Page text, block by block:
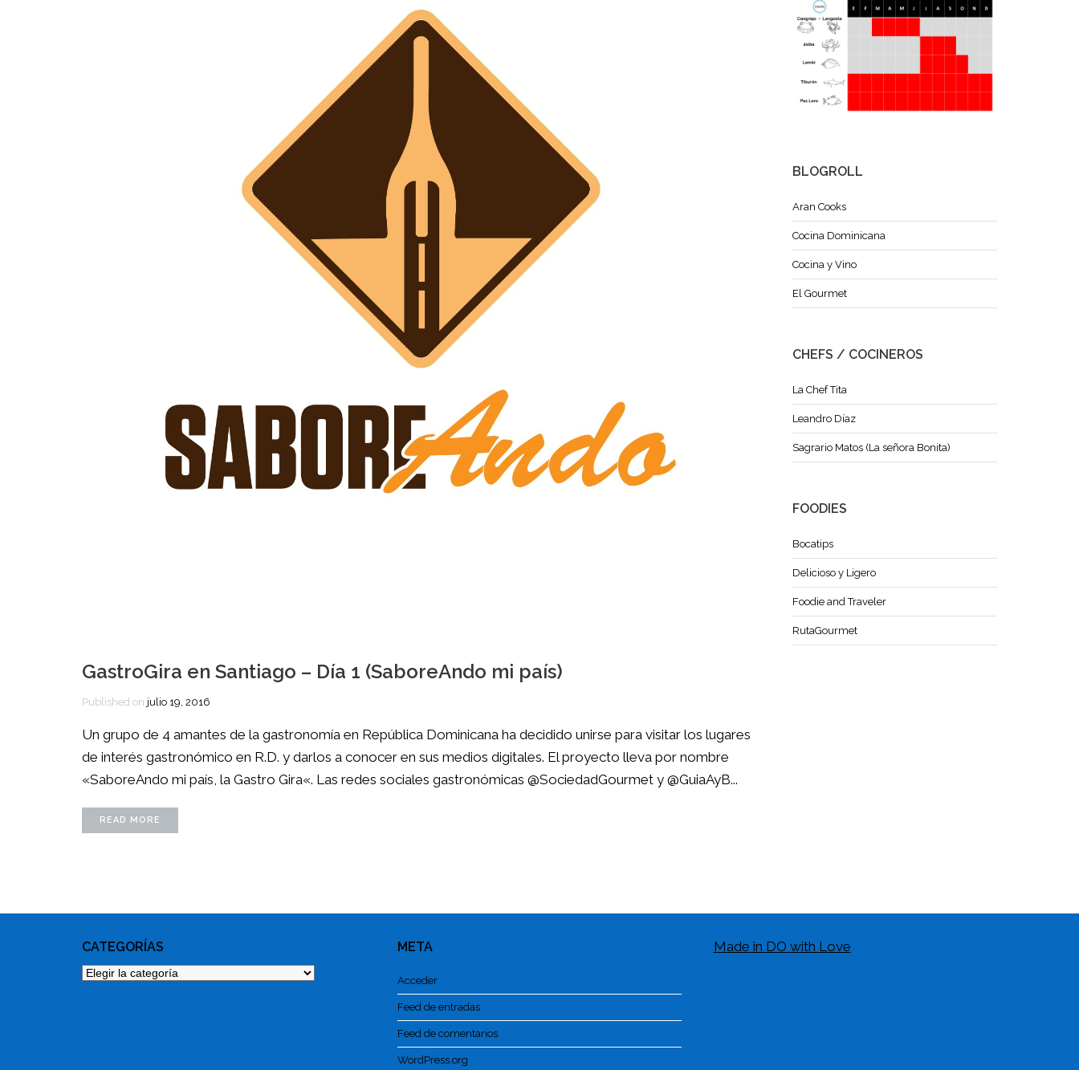
GastroGira en Santiago – Día 1 (SaboreAndo mi país)
Published on julio 19, 2016
Un grupo de 4 amantes de la gastronomía en República Dominicana ha decidido unirse para visitar los lugares
de interés gastronómico en R.D. y darlos a conocer en sus medios digitales. El proyecto lleva por nombre
«SaboreAndo mi país, la Gastro Gira«. Las redes sociales gastronómicas @SociedadGourmet y @GuiaAyB...
READ MORE
BLOGROLL
Aran Cooks
Cocina Dominicana
Cocina y Vino
El Gourmet
CHEFS / COCINEROS
La Chef Tita
Leandro Díaz
Sagrario Matos (La señora Bonita)
FOODIES
Bocatips
Delicioso y Ligero
Foodie and Traveler
RutaGourmet
CATEGORÍAS
Categorías
META
Acceder
Feed de entradas
Feed de comentarios
WordPress.org
Made in DO with Love